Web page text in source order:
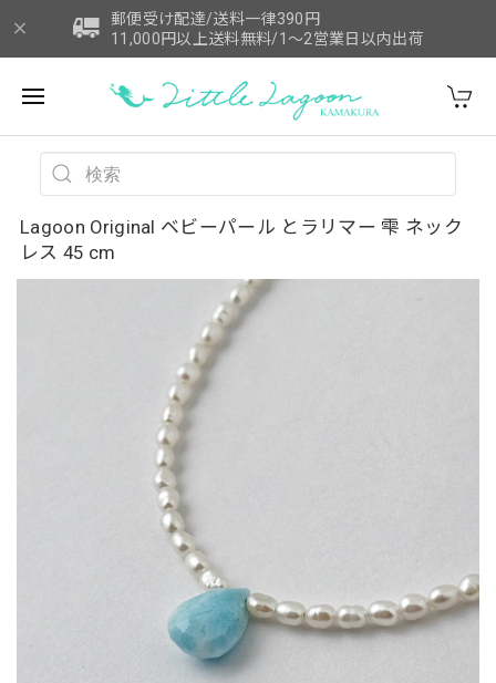
郵便受け配達/送料一律390円
11,000円以上送料無料/1～2営業日以内出荷
Lagoon Original ベビーパール とラリマー 雫 ネック
レス 45 cm